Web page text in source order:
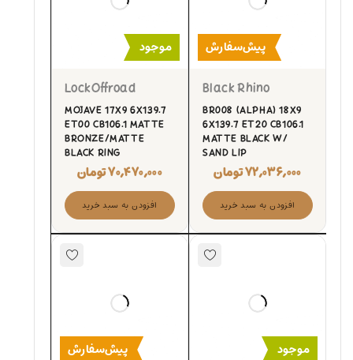
پیش‌سفارش
Black Rhino
BR008 (ALPHA) 18X9
6X139.7 ET20 CB106.1
MATTE BLACK W/
SAND LIP
۷۲,۰۳۶,۰۰۰تومان
افزودن به سبد خرید
موجود
LockOffroad
MOJAVE 17X9 6X139.7
ET00 CB106.1 MATTE
BRONZE/MATTE
BLACK RING
۷۰,۴۷۰,۰۰۰تومان
افزودن به سبد خرید
موجود پیش‌سفارش